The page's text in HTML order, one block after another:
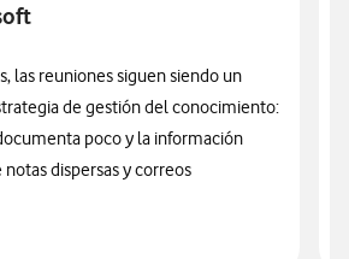
las reuniones siguen siendo un
de gestión del conocimiento:
poco y la información
dispersas y correos